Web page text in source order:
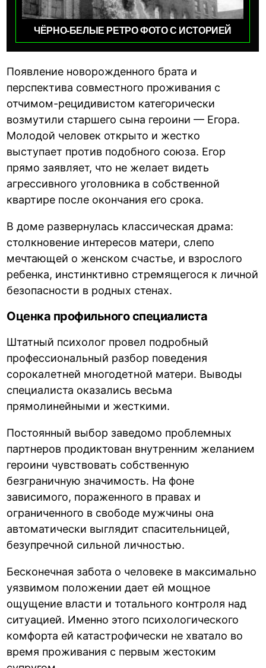
ЧЁРНО-БЕЛЫЕ РЕТРО ФОТО С ИСТОРИЕЙ
Появление новорожденного брата и
перспектива совместного проживания с
отчимом-рецидивистом категорически
возмутили старшего сына героини — Егора.
Молодой человек открыто и жестко
выступает против подобного союза. Егор
прямо заявляет, что не желает видеть
агрессивного уголовника в собственной
квартире после окончания его срока.
В доме развернулась классическая драма:
столкновение интересов матери, слепо
мечтающей о женском счастье, и взрослого
ребенка, инстинктивно стремящегося к личной
безопасности в родных стенах.
Оценка профильного специалиста
Штатный психолог провел подробный
профессиональный разбор поведения
сорокалетней многодетной матери. Выводы
специалиста оказались весьма
прямолинейными и жесткими.
Постоянный выбор заведомо проблемных
партнеров продиктован внутренним желанием
героини чувствовать собственную
безграничную значимость. На фоне
зависимого, пораженного в правах и
ограниченного в свободе мужчины она
автоматически выглядит спасительницей,
безупречной сильной личностью.
Бесконечная забота о человеке в максимально
уязвимом положении дает ей мощное
ощущение власти и тотального контроля над
ситуацией. Именно этого психологического
комфорта ей катастрофически не хватало во
время проживания с первым жестоким